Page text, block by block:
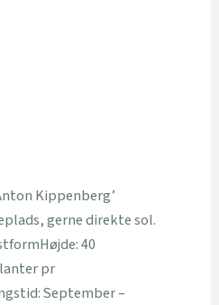
Kippenberg’
gerne direkte sol.
40
pr
September –